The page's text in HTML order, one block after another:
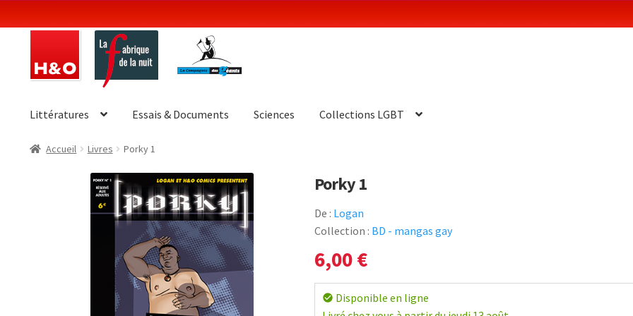
la
contenu
Littératures Essais & Documents Sciences Collections LGBT
Accueil Livres Porky 1
Porky 1
De : Logan
Collection : BD - mangas gay
6,00€
check_circle Disponible en ligne